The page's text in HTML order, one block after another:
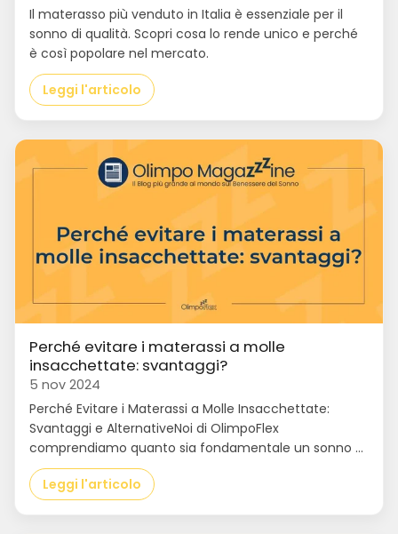
Il materasso più venduto in Italia è essenziale per il
sonno di qualità. Scopri cosa lo rende unico e perché
è così popolare nel mercato.
Leggi l'articolo
Perché evitare i materassi a molle
insacchettate: svantaggi?
5 nov 2024
Perché Evitare i Materassi a Molle Insacchettate:
Svantaggi e AlternativeNoi di OlimpoFlex
comprendiamo quanto sia fondamentale un sonno ...
Leggi l'articolo